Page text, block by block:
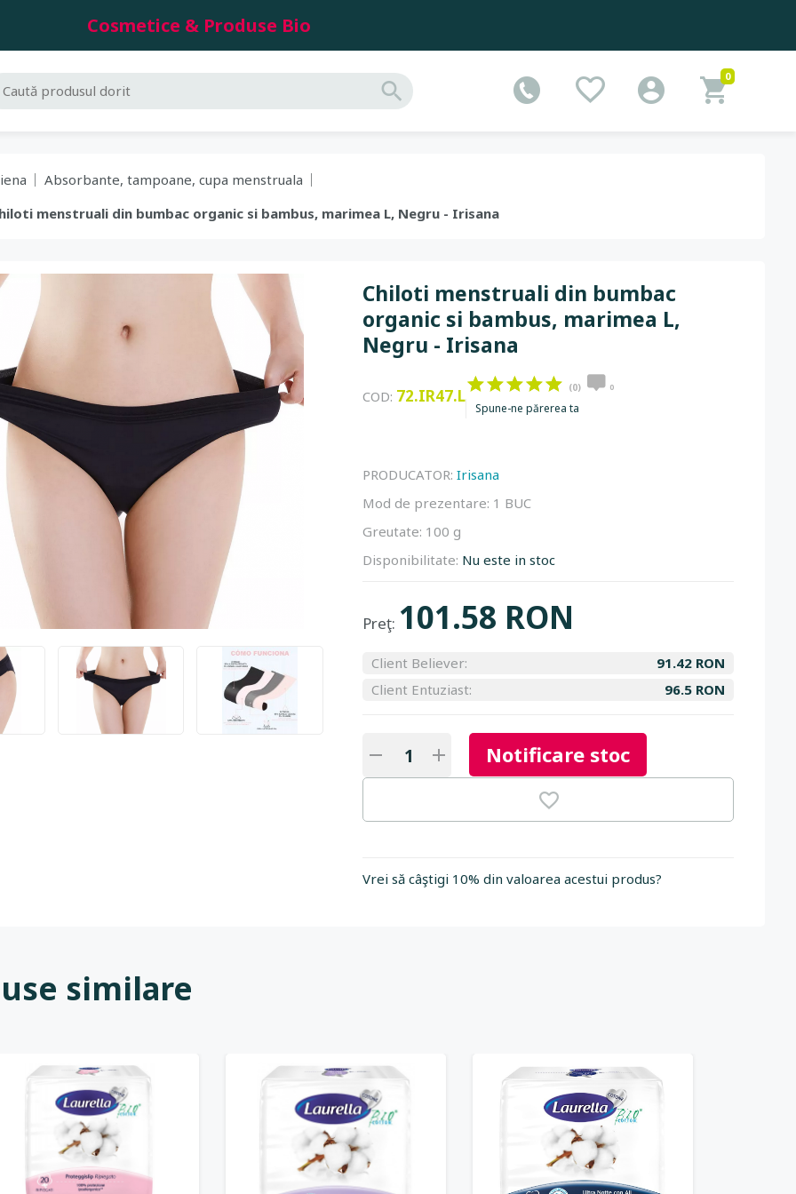
Cosmetice & Produse Bio
0
Absorbante, tampoane, cupa menstruala
menstruali din bumbac organic si bambus, marimea L, Negru - Irisana
Chiloti menstruali din bumbac
organic si bambus, marimea L,
Negru - Irisana
COD: 72.IR47.L (0) 0
Spune-ne părerea ta
PRODUCATOR: Irisana
Mod de prezentare: 1 BUC
Greutate: 100 g
Disponibilitate: Nu este in stoc
Preţ: 101.58 RON
Client Believer:
91.42 RON
Client Entuziast:
96.5 RON
Notificare stoc
Vrei să câştigi 10% din valoarea acestui produs?
similare